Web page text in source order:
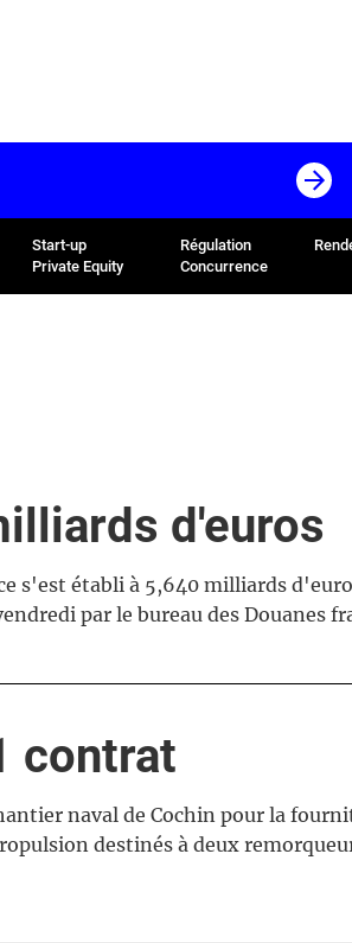
Start-up
Private Equity
Régulation
Concurrence
d'euros
s'est établi à 5,640 milliards
par le bureau des Douanes
contrat
naval de Cochin pour la
destinés à deux